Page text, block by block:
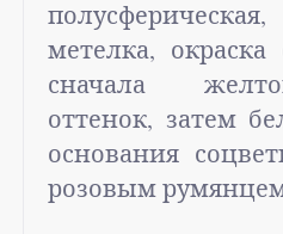
метелка, окраска
сначала
оттенок, затем
основания
розовым